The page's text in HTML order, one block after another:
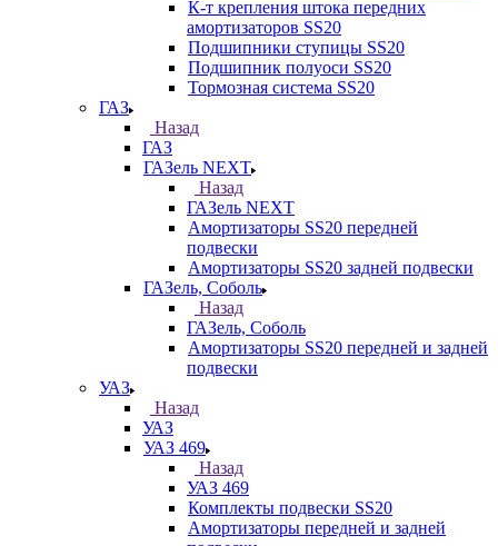
К-т крепления штока передних
амортизаторов SS20
Подшипники ступицы SS20
Подшипник полуоси SS20
Тормозная система SS20
ГАЗ
Назад
ГАЗ
ГАЗель NEXT
Назад
ГАЗель NEXT
Амортизаторы SS20 передней
подвески
Амортизаторы SS20 задней подвески
ГАЗель, Соболь
Назад
ГАЗель, Соболь
Амортизаторы SS20 передней и задней
подвески
УАЗ
Назад
УАЗ
УАЗ 469
Назад
УАЗ 469
Комплекты подвески SS20
Амортизаторы передней и задней